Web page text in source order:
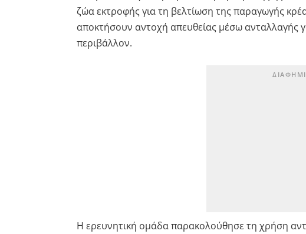
ζώα εκτροφής για τη βελτίωση της παραγωγής
αποκτήσουν αντοχή απευθείας μέσω ανταλλαγής
περιβάλλον.
Η ερευνητική ομάδα παρακολούθησε τη χρήση